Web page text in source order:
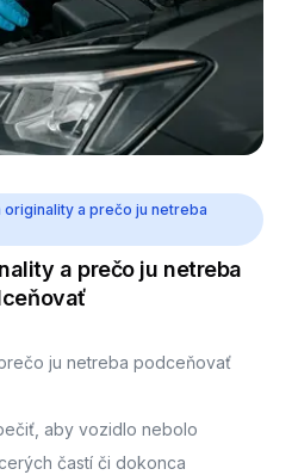
originality a prečo ju netreba
a prečo ju netreba
ju netreba podceňovať
aby vozidlo nebolo
častí či dokonca